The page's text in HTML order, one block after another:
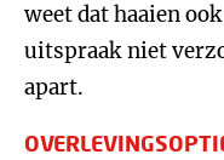
weet dat haaien
uitspraak niet
apart.